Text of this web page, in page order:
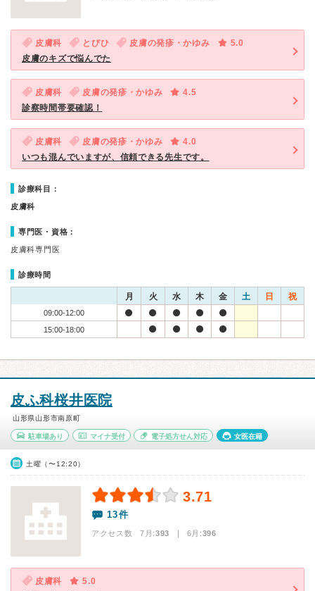
皮膚科 とびひ 皮膚の発疹・かゆみ
5.0
皮膚のキズで悩んでた
皮膚科 皮膚の発疹・かゆみ
4.5
診察時間帯要確認！
皮膚科 皮膚の発疹・かゆみ
4.0
いつも混んでいますが、信頼できる先生です。
診療科目：
皮膚科
専門医・資格：
皮膚科専門医
診療時間
月 火 水 木 金 土 日 祝
09:00-12:00
15:00-18:00
皮ふ科桜井医院
山形県山形市南原町
駐車場あり マイナ受付 電子処方せん対応 女医在籍
土曜（〜12:20）
3.71
13件
アクセス数 7月:393 | 6月:396
皮膚科
5.0